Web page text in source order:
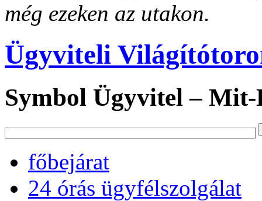
még ezeken az utakon.
Ügyviteli
Symbol Ügyvitel – Mit-
főbejárat
24 órás ügyfélszolgálat